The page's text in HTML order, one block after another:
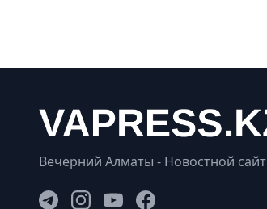
Вечерний Алматы - Новостной сайт